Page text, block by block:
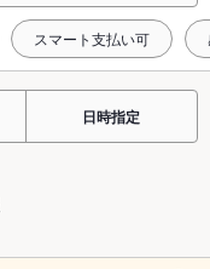
スマート支払い可
日時指定